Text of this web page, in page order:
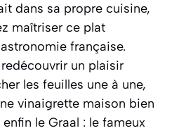
dans sa propre cuisine,
maîtriser ce plat
française.
un plaisir
les feuilles une à une,
vinaigrette maison bien
le Graal : le fameux